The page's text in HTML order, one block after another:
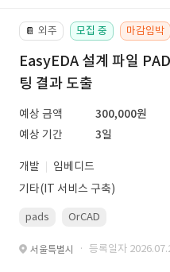
📔 외주 모집 중 마감임박
EasyEDA 설계 파일
팅 결과 도출
예상 금액
300,000원
예상 기간
3일
개발
임베디드
기타(IT 서비스 구축)
pads OrCAD
서울특별시 · 등록일자